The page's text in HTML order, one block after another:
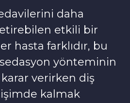
daha
etkili bir
hasta farklıdır, bu
yönteminin
karar verirken diş
kalmak